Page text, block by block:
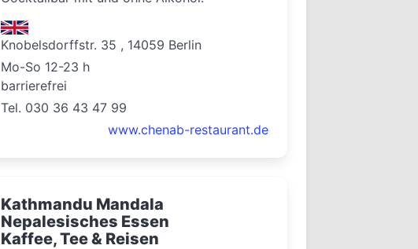
Knobelsdorffstr. 35 , 14059 Berlin
Mo-So 12-23 h
barrierefrei
Tel. 030 36 43 47 99
www.chenab-restaurant.de
Kathmandu Mandala
Nepalesisches Essen
Kaffee, Tee & Reisen